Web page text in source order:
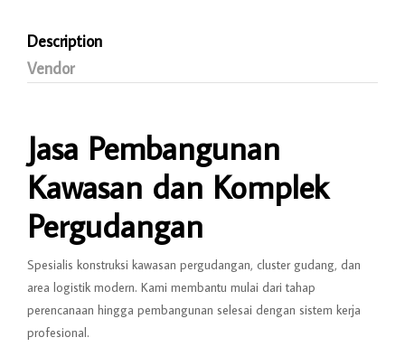
Description
Vendor
Jasa Pembangunan
Kawasan dan Komplek
Pergudangan
Spesialis konstruksi kawasan pergudangan, cluster gudang, dan
area logistik modern. Kami membantu mulai dari tahap
perencanaan hingga pembangunan selesai dengan sistem kerja
profesional.